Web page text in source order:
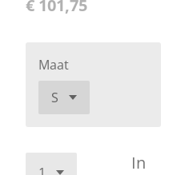
€ 101,75
Maat
In